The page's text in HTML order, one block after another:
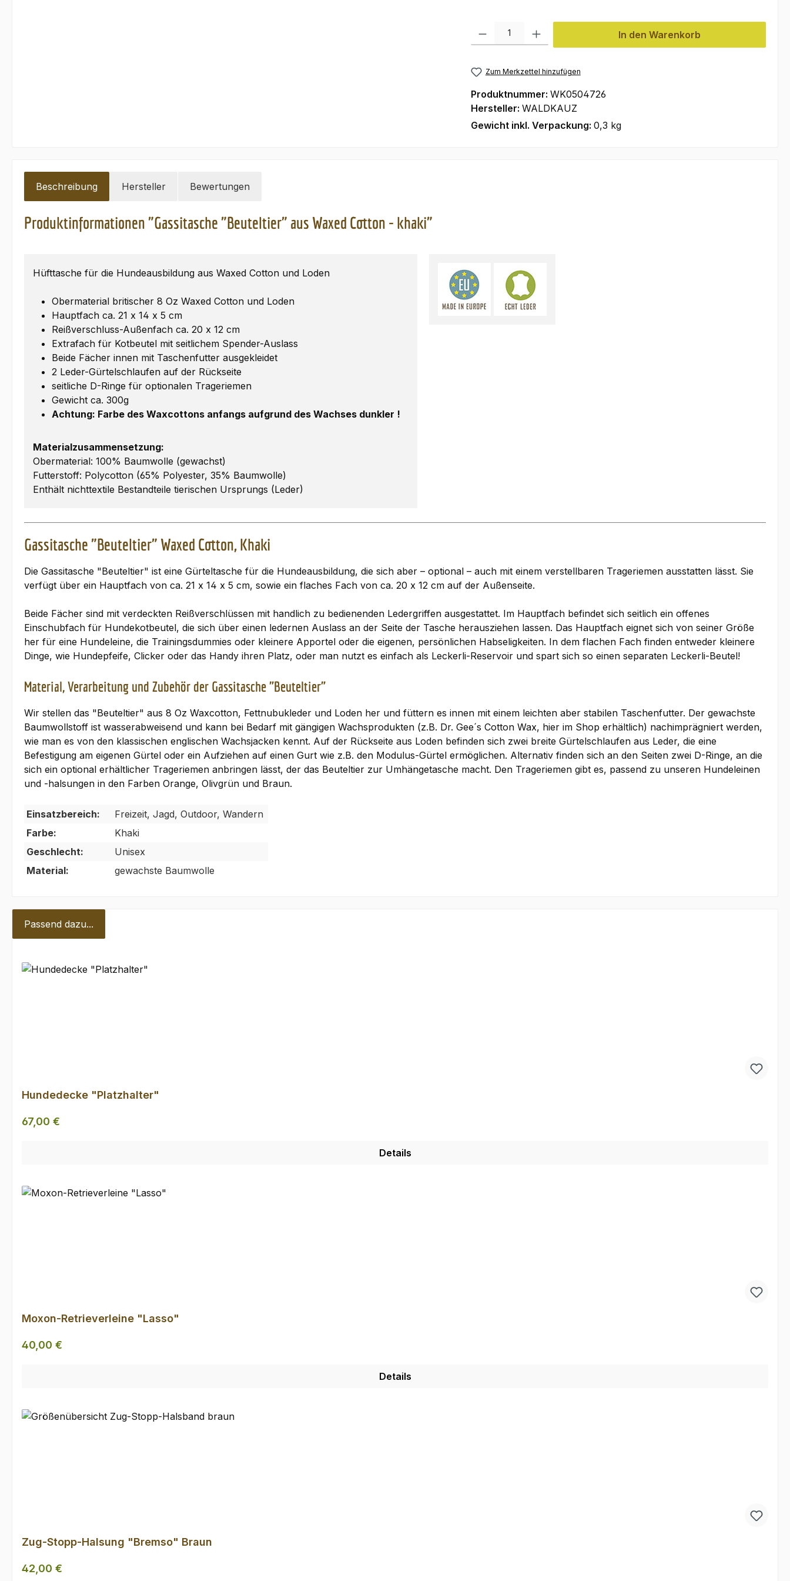
Produkt Anzahl: Gib den gewünschten Wert ein oder benutze die Schaltflächen
In den Warenkorb
Zum Merkzettel hinzufügen
Produktnummer: WK0504726
Hersteller: WALDKAUZ
Gewicht inkl. Verpackung: 0,3 kg
Beschreibung Hersteller Bewertungen
Produktinformationen "Gassitasche "Beuteltier" aus Waxed Cotton - khaki"
Hüfttasche für die Hundeausbildung aus Waxed Cotton und Loden
Obermaterial britischer 8 Oz Waxed Cotton und Loden
Hauptfach ca. 21 x 14 x 5 cm
Reißverschluss-Außenfach ca. 20 x 12 cm
Extrafach für Kotbeutel mit seitlichem Spender-Auslass
Beide Fächer innen mit Taschenfutter ausgekleidet
2 Leder-Gürtelschlaufen auf der Rückseite
seitliche D-Ringe für optionalen Trageriemen
Gewicht ca. 300g
Achtung: Farbe des Waxcottons anfangs aufgrund des Wachses dunkler !
Materialzusammensetzung:
Obermaterial: 100% Baumwolle (gewachst)
Futterstoff: Polycotton (65% Polyester, 35% Baumwolle)
Enthält nichttextile Bestandteile tierischen Ursprungs (Leder)
Gassitasche "Beuteltier" Waxed Cotton, Khaki
Die Gassitasche "Beuteltier" ist eine Gürteltasche für die Hundeausbildung, die sich aber – optional – auch mit einem verstellbaren Trageriemen ausstatten lässt. Sie
verfügt über ein Hauptfach von ca. 21 x 14 x 5 cm, sowie ein flaches Fach von ca. 20 x 12 cm auf der Außenseite.
Beide Fächer sind mit verdeckten Reißverschlüssen mit handlich zu bedienenden Ledergriffen ausgestattet. Im Hauptfach befindet sich seitlich ein offenes
Einschubfach für Hundekotbeutel, die sich über einen ledernen Auslass an der Seite der Tasche herausziehen lassen. Das Hauptfach eignet sich von seiner Größe
her für eine Hundeleine, die Trainingsdummies oder kleinere Apportel oder die eigenen, persönlichen Habseligkeiten. In dem flachen Fach finden entweder kleinere
Dinge, wie Hundepfeife, Clicker oder das Handy ihren Platz, oder man nutzt es einfach als Leckerli-Reservoir und spart sich so einen separaten Leckerli-Beutel!
Material, Verarbeitung und Zubehör der Gassitasche "Beuteltier"
Wir stellen das "Beuteltier" aus 8 Oz Waxcotton, Fettnubukleder und Loden her und füttern es innen mit einem leichten aber stabilen Taschenfutter. Der gewachste
Baumwollstoff ist wasserabweisend und kann bei Bedarf mit gängigen Wachsprodukten (z.B. Dr. Gee´s Cotton Wax, hier im Shop erhältlich) nachimprägniert werden,
wie man es von den klassischen englischen Wachsjacken kennt. Auf der Rückseite aus Loden befinden sich zwei breite Gürtelschlaufen aus Leder, die eine
Befestigung am eigenen Gürtel oder ein Aufziehen auf einen Gurt wie z.B. den Modulus-Gürtel ermöglichen. Alternativ finden sich an den Seiten zwei D-Ringe, an die
sich ein optional erhältlicher Trageriemen anbringen lässt, der das Beuteltier zur Umhängetasche macht. Den Trageriemen gibt es, passend zu unseren Hundeleinen
und -halsungen in den Farben Orange, Olivgrün und Braun.
Einsatzbereich:
Freizeit, Jagd, Outdoor, Wandern
Farbe:
Khaki
Geschlecht:
Unisex
Material:
gewachste Baumwolle
Passend dazu...
Hundedecke "Platzhalter"
Regulärer Preis:
67,00 €
Details
Moxon-Retrieverleine "Lasso"
Regulärer Preis:
40,00 €
Details
Zug-Stopp-Halsung "Bremso" Braun
Regulärer Preis:
42,00 €